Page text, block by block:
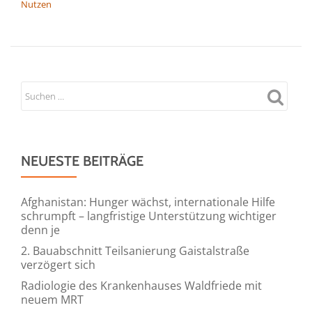
Nutzen
NEUESTE BEITRÄGE
Afghanistan: Hunger wächst, internationale Hilfe
schrumpft – langfristige Unterstützung wichtiger
denn je
2. Bauabschnitt Teilsanierung Gaistalstraße
verzögert sich
Radiologie des Krankenhauses Waldfriede mit
neuem MRT